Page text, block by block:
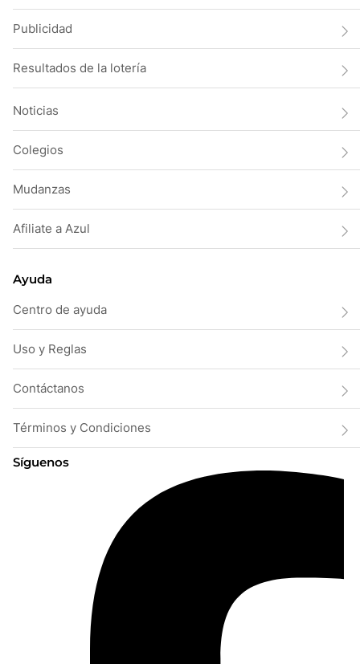
Publicidad
Resultados de la lotería
Noticias
Colegios
Mudanzas
Afiliate a Azul
Ayuda
Centro de ayuda
Uso y Reglas
Contáctanos
Términos y Condiciones
Síguenos